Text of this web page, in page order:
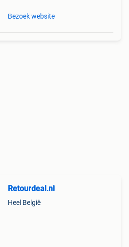
Bezoek website
Retourdeal.nl
Heel België